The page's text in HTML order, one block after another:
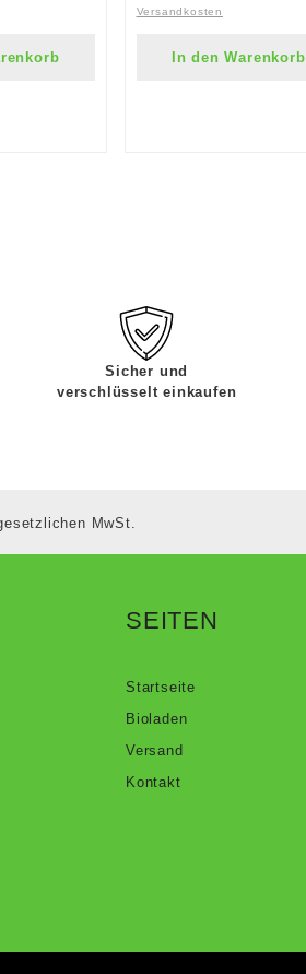
Versandkosten
In den Warenkorb
Sicher und
verschlüsselt einkaufen
MwSt.
SEITEN
Startseite
Bioladen
Versand
Kontakt